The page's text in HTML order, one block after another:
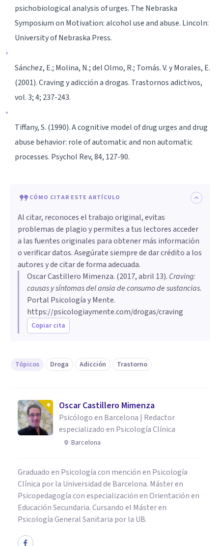
psichobiological analysis of urges. The Nebraska
Symposium on Motivation: alcohol use and abuse. Lincoln:
University of Nebraska Press.
Sánchez, E.; Molina, N.; del Olmo, R.; Tomás. V. y Morales, E.
(2001). Craving y adicción a drogas. Trastornos adictivos,
vol. 3; 4; 237-243.
Tiffany, S. (1990). A cognitive model of drug urges and drug
abuse behavior: role of automatic and non automatic
processes. Psychol Rev, 84, 127-90.
CÓMO CITAR ESTE ARTÍCULO
Al citar, reconoces el trabajo original, evitas
problemas de plagio y permites a tus lectores acceder
a las fuentes originales para obtener más información
o verificar datos. Asegúrate siempre de dar crédito a los
autores y de citar de forma adecuada.
Oscar Castillero Mimenza. (2017, abril 13). Craving:
causas y síntomas del ansia de consumo de sustancias.
Portal Psicología y Mente.
https://psicologiaymente.com/drogas/craving
Copiar cita
Tópicos Droga Adicción Trastorno
Oscar Castillero Mimenza
Psicólogo en Barcelona | Redactor
especializado en Psicología Clínica
Barcelona
Graduado en Psicología con mención en Psicología
Clínica por la Universidad de Barcelona. Máster en
Psicopedagogía con especialización en Orientación en
Educación Secundaria. Cursando el Máster en
Psicología General Sanitaria por la UB.